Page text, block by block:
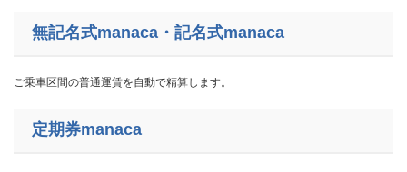
無記名式manaca・記名式manaca
ご乗車区間の普通運賃を自動で精算します。
定期券manaca